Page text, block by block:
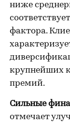
ниже
фактора.
крупнейших
премий.
Сильные
отмечает